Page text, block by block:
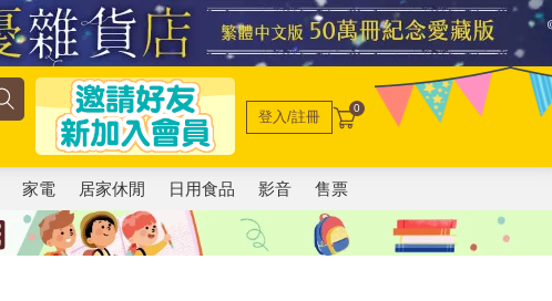
登入/註冊 0
家電 居家休閒 日用食品 影音 售票